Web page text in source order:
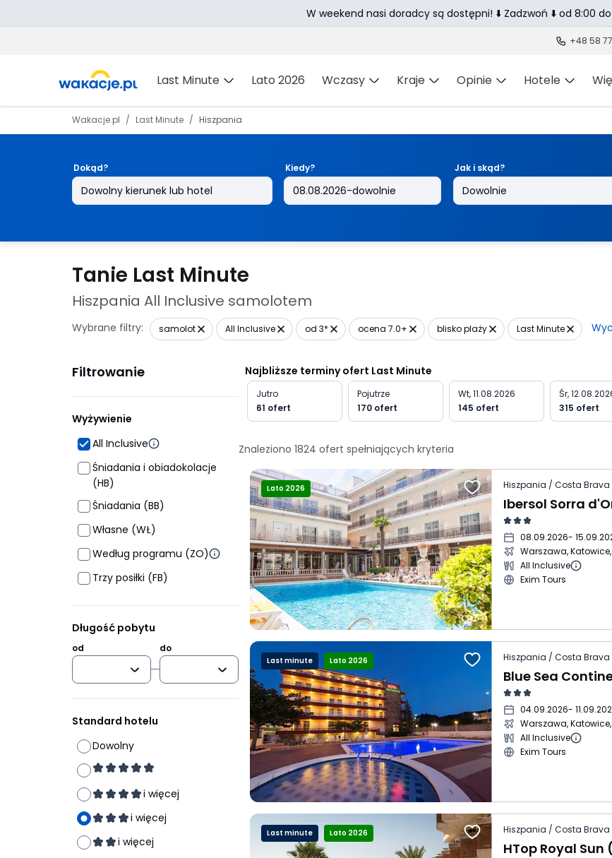
+48 58
Last Minute Lato 2026 Wczasy Kraje Opinie Hotele
Wakacje.pl Last Minute Hiszpania
Dokąd? Kiedy? Jak i skąd?
Tanie Last Minute
Hiszpania All Inclusive samolotem
Wybrane filtry: samolot All Inclusive od 3* ocena 7.0+ blisko plaży Last Minute
Filtrowanie
Wyżywienie
All Inclusive
Śniadania i obiadokolacje
(HB)
Śniadania (BB)
Własne (WŁ)
Według programu (ZO)
Trzy posiłki (FB)
Długość pobytu
od do
Standard hotelu
Dowolny
i więcej
i więcej
i więcej
Najbliższe terminy ofert Last Minute
Jutro
61 ofert
Pojutrze
170 ofert
Wt, 11.08.2026
145 ofert
Śr,
315 ofert
Znaleziono 1824 ofert spełniających kryteria
Lato 2026 Hiszpania / Costa
08.09.2026-
Warszawa,
All Inclusive
Exim Tours
Last minute Lato 2026 Hiszpania / Costa Brava
Blue Sea
04.09.2026-
Warszawa,
All Inclusive
Exim Tours
Last minute Lato 2026 Hiszpania / Costa
W weekend nasi doradcy są dostępni! ⬇️ Zadzwoń ⬇️ od 8:00 do